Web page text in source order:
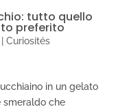
tutto quello
preferito
Curiosités
in un gelato
smeraldo che